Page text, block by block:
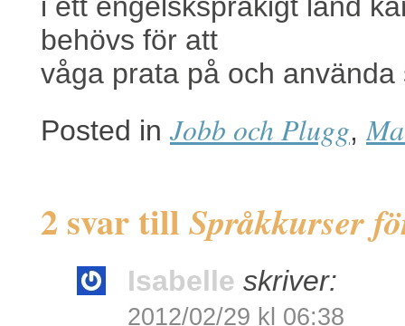
behövs för att
våga prata på och
Posted in Jobb och Plugg,
2 svar till Språkkurser
Isabelle skriver:
2012/02/29 kl 06:38